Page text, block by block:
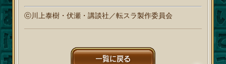
ⓒ川上泰樹・伏瀬・講談社／転スラ製作委員会
一覧に戻る